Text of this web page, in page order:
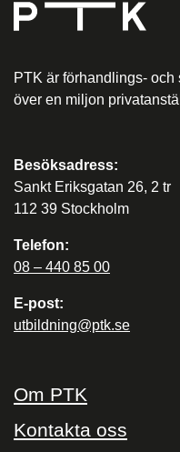
PTK är förhandlings-
över en miljon
Besöksadress:
Sankt Eriksgatan 26, 2 tr
112 39 Stockholm
Telefon:
08 – 440 85 00
E-post:
utbildning@ptk.se
Om PTK
Kontakta oss